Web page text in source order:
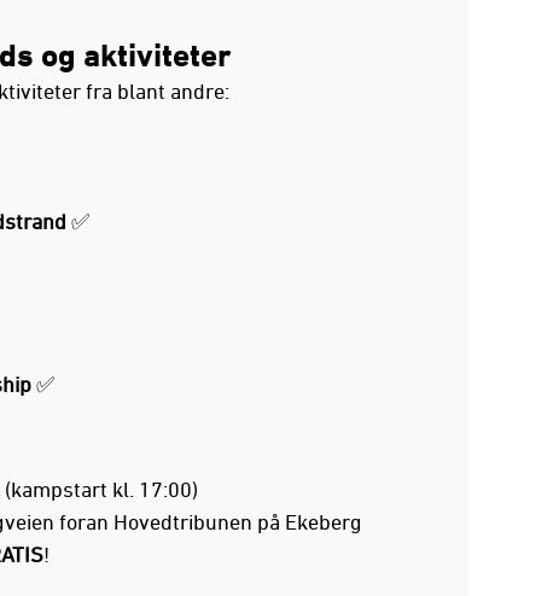
og aktiviteter
fra blant andre:
✅
✅
kl. 17:00)
foran Hovedtribunen på Ekeberg
!